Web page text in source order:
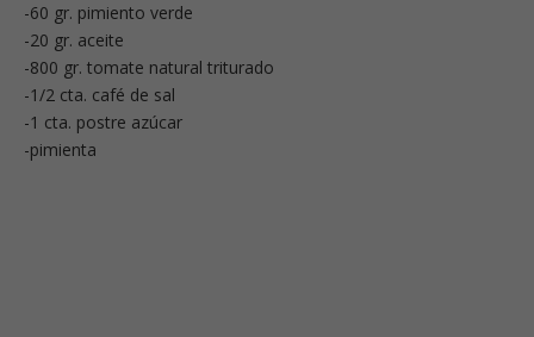
-60 gr. pimiento verde
-20 gr. aceite
-800 gr. tomate natural triturado
-1/2 cta. café de sal
-1 cta. postre azúcar
-pimienta